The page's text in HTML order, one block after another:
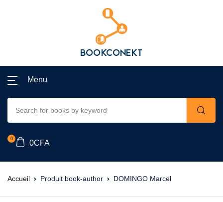
Menu
0
0CFA
Accueil Produit book-author DOMINGO Marcel